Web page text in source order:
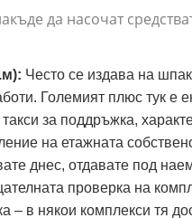
да насочат
Често се издава на
Големият плюс тук е
за поддръжка,
на етажната
днес, отдавате под
проверка на
в някои комплекси тя